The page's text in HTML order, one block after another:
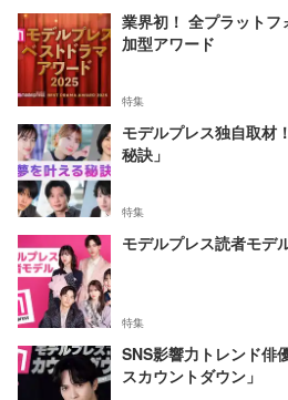
業界初！ 全プラット
加型アワード
特集
モデルプレス独自取材
秘訣」
特集
モデルプレス読者モデ
特集
SNS影響力トレンド俳
スカウントダウン」